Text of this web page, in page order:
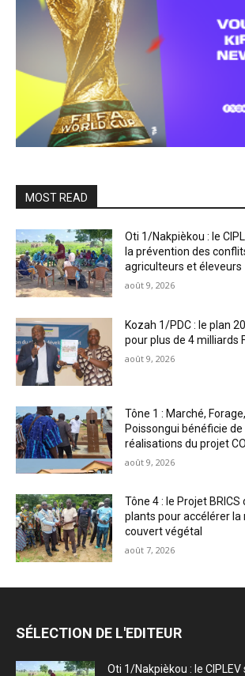
MOST READ
Oti 1/Nakpièkou : le
la prévention des
agriculteurs et éleveurs
août 9, 2026
Kozah 1/PDC : le plan
pour plus de 4 milliards
août 9, 2026
Tône 1 : Marché,
Poissongui bénéficie de
réalisations du projet
août 9, 2026
Tône 4 : le Projet
plants pour accélérer
couvert végétal
août 7, 2026
SÉLECTION DE L'EDITEUR
Oti 1/Nakpièkou : le CIPLEV